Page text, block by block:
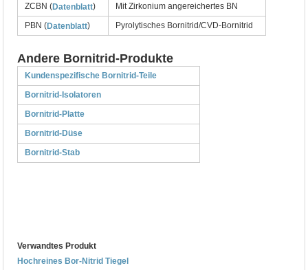
ZCBN (Datenblatt)
Mit Zirkonium angereichertes BN
PBN (Datenblatt) Pyrolytisches Bornitrid/CVD-Bornitrid
Andere Bornitrid-Produkte
Kundenspezifische Bornitrid-Teile
Bornitrid-Isolatoren
Bornitrid-Platte
Bornitrid-Düse
Bornitrid-Stab
Verwandtes Produkt
Hochreines Bor-Nitrid Tiegel